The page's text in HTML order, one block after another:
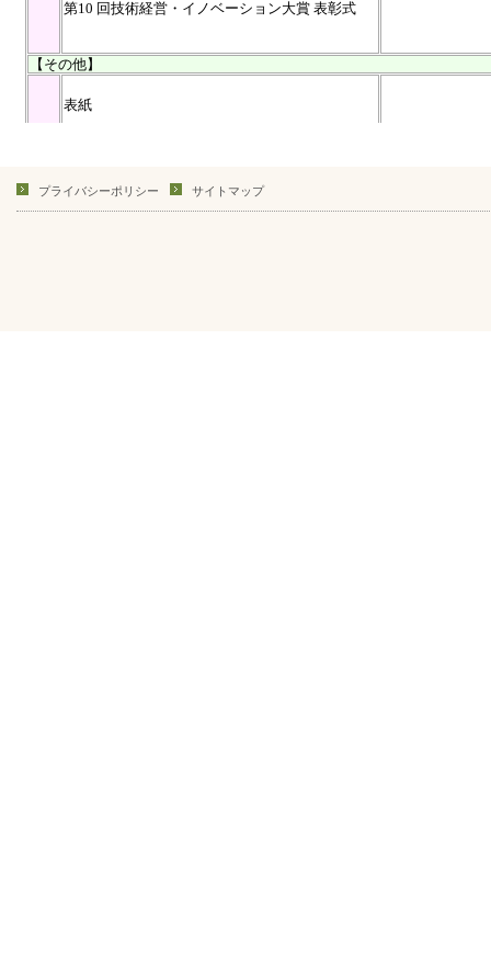
プライバシーポリシー サイトマップ